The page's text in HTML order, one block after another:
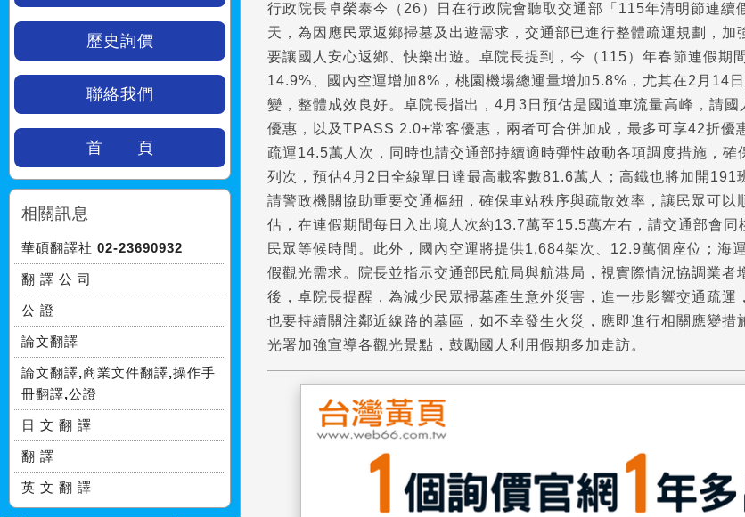
行政院長卓榮泰今（26）日在行政院會聽取交通部「115年清明節連
天，為因應民眾返鄉掃墓及出遊需求，交通部已進行整體疏運規劃，
要讓國人安心返鄉、快樂出遊。卓院長提到，今（115）年春節連假
14.9%、國內空運增加8%，桃園機場總運量增加5.8%，尤其在2月14
變，整體成效良好。卓院長指出，4月3日預估是國道車流量高峰，請
優惠，以及TPASS 2.0+常客優惠，兩者可合併加成，最多可享42折優
疏運14.5萬人次，同時也請交通部持續適時彈性啟動各項調度措施，
列次，預估4月2日全線單日達最高載客數81.6萬人；高鐵也將加開
請警政機關協助重要交通樞紐，確保車站秩序與疏散效率，讓民眾可
估，在連假期間每日入出境人次約13.7萬至15.5萬左右，請交通部會
民眾等候時間。此外，國內空運將提供1,684架次、12.9萬個座位；
假觀光需求。院長並指示交通部民航局與航港局，視實際情況協調業
後，卓院長提醒，為減少民眾掃墓產生意外災害，進一步影響交通疏
也要持續關注鄰近線路的墓區，如不幸發生火災，應即進行相關應變
光署加強宣導各觀光景點，鼓勵國人利用假期多加走訪。
歷史詢價
聯絡我們
首 頁
相關訊息
華碩翻譯社 02-23690932
翻 譯 公 司
公 證
論文翻譯
論文翻譯,商業文件翻譯,操作手
冊翻譯,公證
日 文 翻 譯
翻 譯
英 文 翻 譯